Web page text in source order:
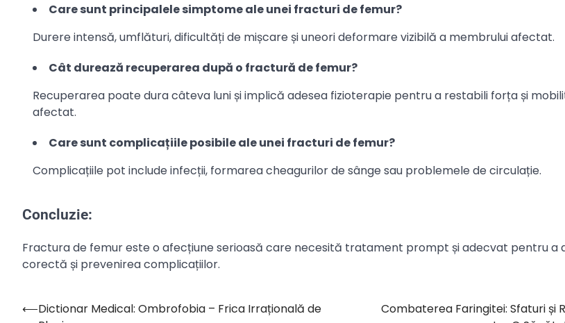
Care sunt principalele simptome ale unei fracturi de femur?
Durere intensă, umflături, dificultăți de mișcare și uneori deformare vizibilă a membrului afectat.
Cât durează recuperarea după o fractură de femur?
Recuperarea poate dura câteva luni și implică adesea fizioterapie pentru a restabili forța și
afectat.
Care sunt complicațiile posibile ale unei fracturi de femur?
Complicațiile pot include infecții, formarea cheagurilor de sânge sau problemele de circulație.
Concluzie:
Fractura de femur este o afecțiune serioasă care necesită tratament prompt și adecvat pentru a
corectă și prevenirea complicațiilor.
Navigare
⟵Dictionar Medical: Ombrofobia – Frica Irrațională de
Combaterea Faringitei: Sfaturi și